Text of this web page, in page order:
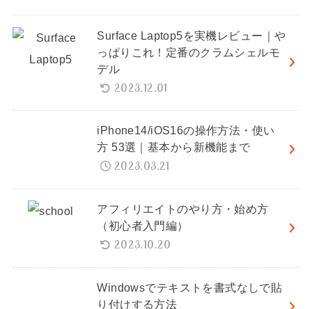
Surface Laptop5を実機レビュー｜や
っぱりこれ！定番のクラムシェルモ
デル
2023.12.01
iPhone14/iOS16の操作方法・使い
方 53選｜基本から新機能まで
2023.03.21
アフィリエイトのやり方・始め方
（初心者入門編）
2023.10.20
Windowsでテキストを書式なしで貼
り付けする方法